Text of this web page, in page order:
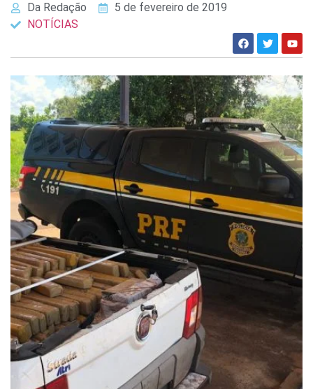
Da Redação
5 de fevereiro de 2019
NOTÍCIAS